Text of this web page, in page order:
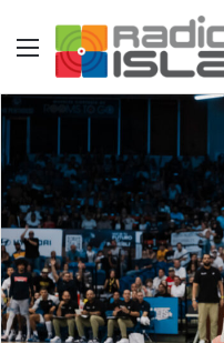
Menu